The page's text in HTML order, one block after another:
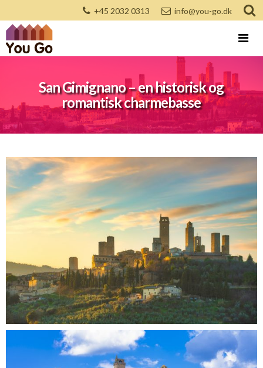
+45 2032 0313 info@you-go.dk
San Gimignano – en historisk og
romantisk charmebasse